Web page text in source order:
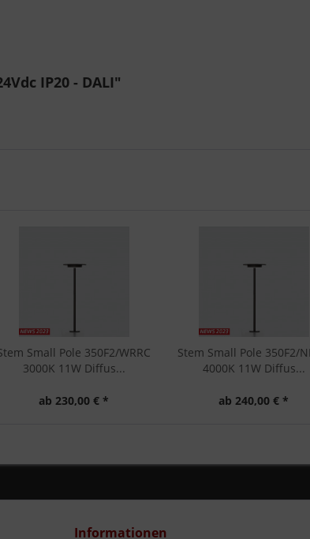
IP20 - DALI"
Small Pole 350F2/WRRC
3000K 11W Diffus...
ab 230,00 € *
Stem Small Pole 350F2/
4000K 11W Diffus...
ab 240,00 € *
Informationen